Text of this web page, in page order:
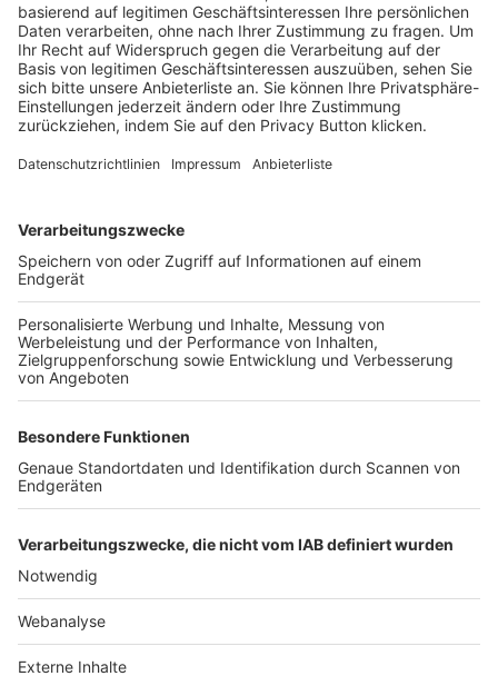
Trainerbörse
Login SpielPlus
FOLGE DEM BFV
TOP-VEREINE
TOP-PARTNER
Nutzungsbedingungen Datenschutz Impressum